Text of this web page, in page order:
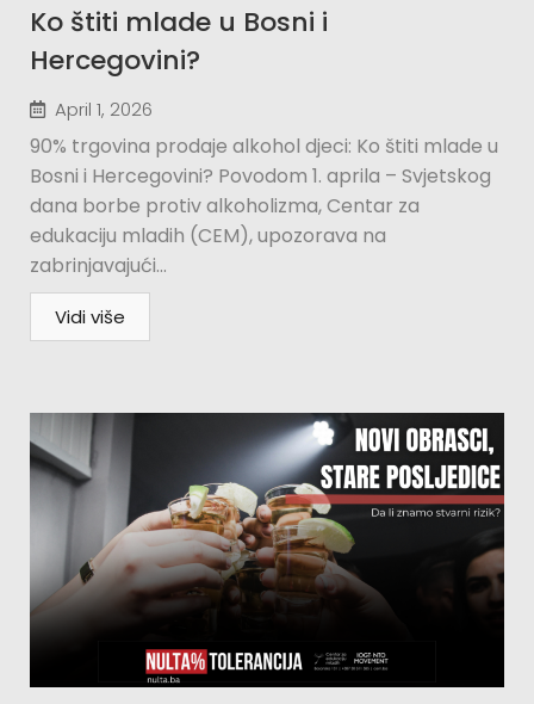
Ko štiti mlade u Bosni i
Hercegovini?​
April 1, 2026
90% trgovina prodaje alkohol djeci: Ko štiti mlade u
Bosni i Hercegovini? Povodom 1. aprila – Svjetskog
dana borbe protiv alkoholizma, Centar za
edukaciju mladih (CEM), upozorava na
zabrinjavajući...
Vidi više